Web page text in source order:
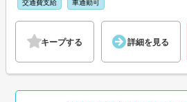
交通費支給 車通勤可
キープする 詳細を見る